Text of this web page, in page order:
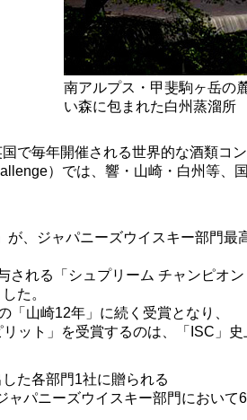
南アルプス・甲斐駒ヶ岳の
い森に包まれた白州蒸溜所
で毎年開催される世界的な酒類コ
）では、響・山崎・白州等、
、ジャパニーズウイスキー部門最
れる「シュプリーム チャンピオ
た。
「山崎12年」に続く受賞となり、
ット」を受賞するのは、「ISC」
た各部門1社に贈られる
ャパニーズウイスキー部門におい